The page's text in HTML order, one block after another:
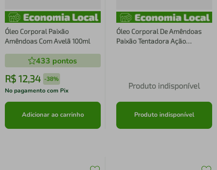
Óleo Corporal Paixão
Amêndoas Com Avelã 100ml
433 pontos
R$ 12,34 -38%
No pagamento com Pix
Adicionar ao carrinho
Óleo Corporal De Amêndoas
Paixão Tentadora Ação
Produto indisponível
Produto indisponível